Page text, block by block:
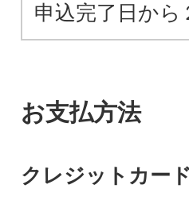
申込完了日から
お支払方法
クレジットカー